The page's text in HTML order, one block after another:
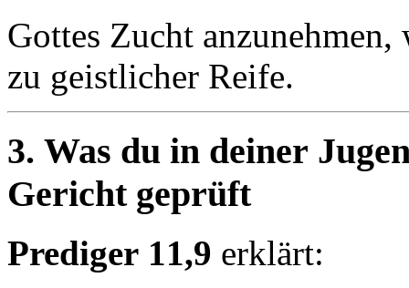
Gottes Zucht
zu geistlicher Reife.
3. Was du in deiner
Gericht geprüft
Prediger 11,9 erklärt: